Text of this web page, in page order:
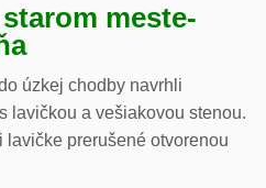
meste-
úzkej chodby navrhli
lavičkou a vešiakovou stenou.
lavičke prerušené otvorenou